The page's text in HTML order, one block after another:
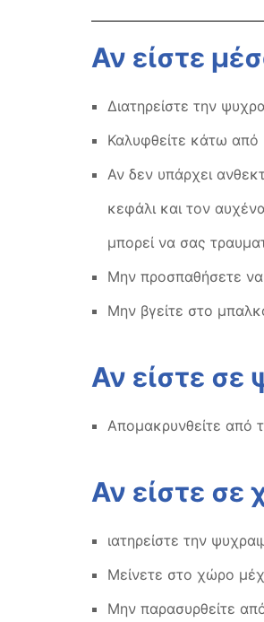
Αν είστε
Διατηρείστε την
Καλυφθείτε κάτω από
Αν δεν υπάρχει
κεφάλι και τον
μπορεί να σας
Μην προσπαθήσετε να
Μην βγείτε στο
Αν είστε σε
Απομακρυνθείτε από
Αν είστε σε
ιατηρείστε την
Μείνετε στο χώρο
Μην παρασυρθείτε